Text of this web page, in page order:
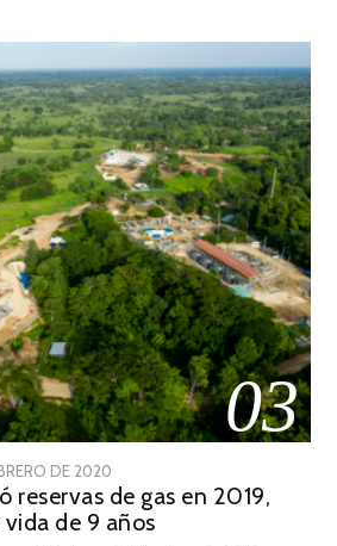
03
DE 2020
DE
JULIO
reservas de gas en 2019,
de 9 años